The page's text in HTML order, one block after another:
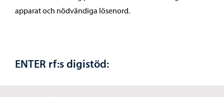
apparat och nödvändiga lösenord.
ENTER rf:s digistöd: